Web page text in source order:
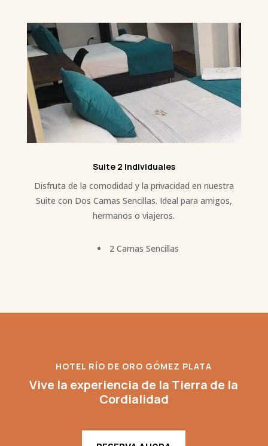
Suite 2 Individuales
Disfruta de la comodidad y la privacidad en nuestra
Suite con Dos Camas Sencillas. Ideal para amigos,
hermanos o viajeros.
2 Camas Sencillas
HOTEL RÍO DE ORO GÓMEZ PLATA
Vive la experiencia de la Tierra de la
Cordialidad